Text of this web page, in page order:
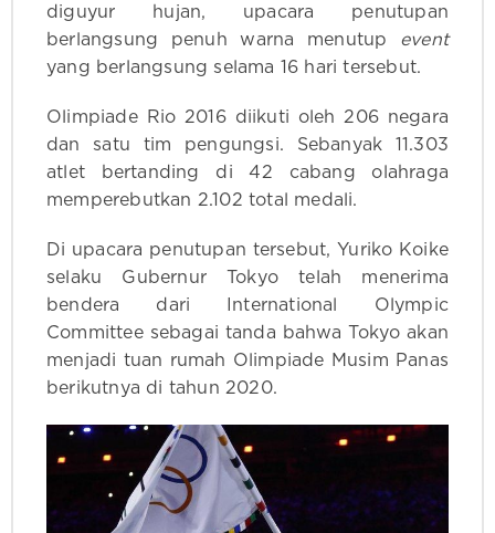
diguyur hujan, upacara penutupan
berlangsung penuh warna menutup event
yang berlangsung selama 16 hari tersebut.
Olimpiade Rio 2016 diikuti oleh 206 negara
dan satu tim pengungsi. Sebanyak 11.303
atlet bertanding di 42 cabang olahraga
memperebutkan 2.102 total medali.
Di upacara penutupan tersebut, Yuriko Koike
selaku Gubernur Tokyo telah menerima
bendera dari International Olympic
Committee sebagai tanda bahwa Tokyo akan
menjadi tuan rumah Olimpiade Musim Panas
berikutnya di tahun 2020.